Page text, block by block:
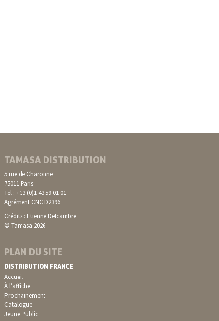
TAMASA DISTRIBUTION
5 rue de Charonne
75011 Paris
Tel : +33 (0)1 43 59 01 01
Agrément CNC D2396
Crédits : Etienne Delcambre
© Tamasa 2026
PLAN DU SITE
DISTRIBUTION FRANCE
Accueil
À l’affiche
Prochainement
Catalogue
Jeune Public